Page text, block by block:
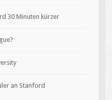
30 Minuten kürzer
an Stanford